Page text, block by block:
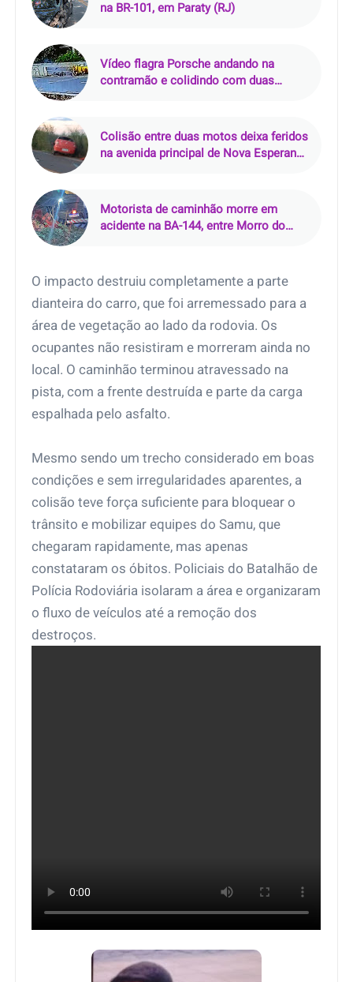
na BR-101, em Paraty (RJ)
Vídeo flagra Porsche andando na
contramão e colidindo com duas
Colisão entre duas motos deixa feridos
na avenida principal de Nova Esperança
Motorista de caminhão morre em
acidente na BA-144, entre Morro do
O impacto destruiu completamente a parte
dianteira do carro, que foi arremessado para a
área de vegetação ao lado da rodovia. Os
ocupantes não resistiram e morreram ainda no
local. O caminhão terminou atravessado na
pista, com a frente destruída e parte da carga
espalhada pelo asfalto.
Mesmo sendo um trecho considerado em boas
condições e sem irregularidades aparentes, a
colisão teve força suficiente para bloquear o
trânsito e mobilizar equipes do Samu, que
chegaram rapidamente, mas apenas
constataram os óbitos. Policiais do Batalhão de
Polícia Rodoviária isolaram a área e organizaram
o fluxo de veículos até a remoção dos
destroços.